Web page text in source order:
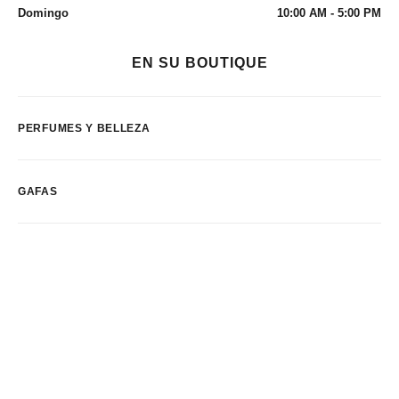
Domingo
10:00 AM - 5:00 PM
EN SU BOUTIQUE
PERFUMES Y BELLEZA
GAFAS